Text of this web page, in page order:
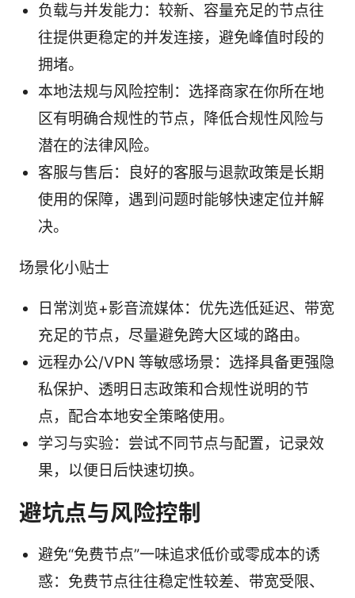
负载与并发能力：较新、容量充足的节点往
往提供更稳定的并发连接，避免峰值时段的
拥堵。
本地法规与风险控制：选择商家在你所在地
区有明确合规性的节点，降低合规性风险与
潜在的法律风险。
客服与售后：良好的客服与退款政策是长期
使用的保障，遇到问题时能够快速定位并解
决。
场景化小贴士
日常浏览+影音流媒体：优先选低延迟、带宽
充足的节点，尽量避免跨大区域的路由。
远程办公/VPN 等敏感场景：选择具备更强隐
私保护、透明日志政策和合规性说明的节
点，配合本地安全策略使用。
学习与实验：尝试不同节点与配置，记录效
果，以便日后快速切换。
避坑点与风险控制
避免“免费节点”一味追求低价或零成本的诱
惑：免费节点往往稳定性较差、带宽受限、